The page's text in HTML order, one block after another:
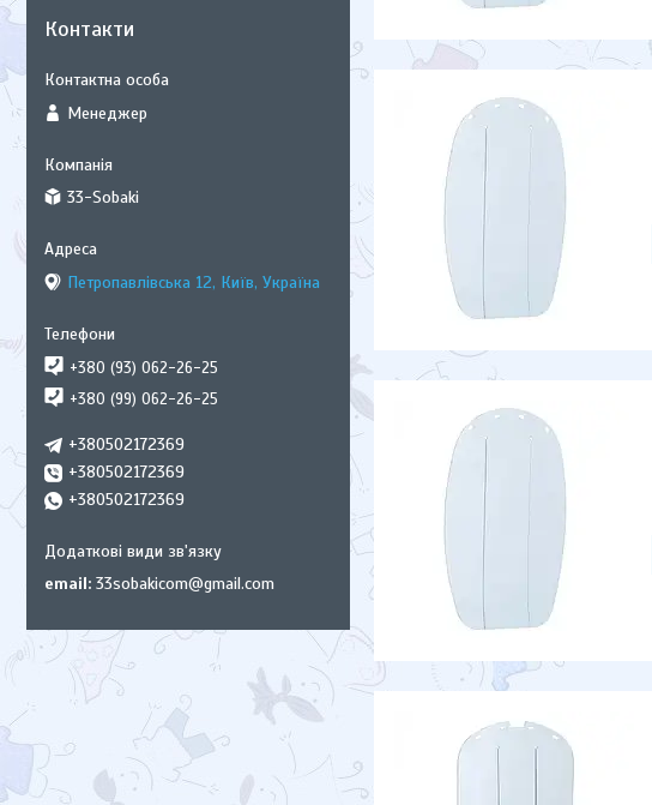
Контакти
Менеджер
33-Sobaki
Петропавлівська 12, Київ, Україна
+380 (93) 062-26-25
+380 (99) 062-26-25
+380502172369
+380502172369
+380502172369
email 33sobakicom@gmail.com